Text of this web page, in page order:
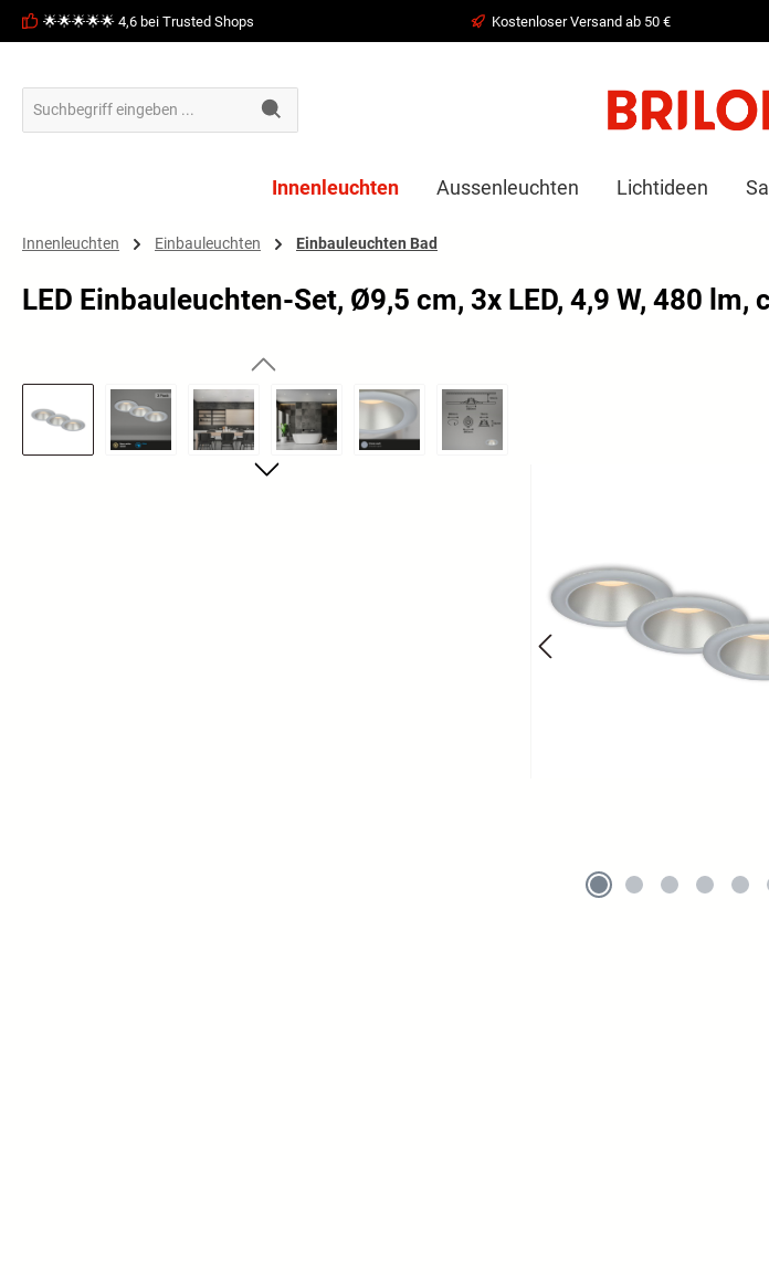
Zur Hauptnavigation springen
🌟🌟🌟🌟🌟 4,6 bei Trusted Shops Kostenloser Versand ab 50 €
Innenleuchten Aussenleuchten Lichtideen
Innenleuchten Einbauleuchten Einbauleuchten Bad
LED Einbauleuchten-Set, Ø9,5 cm, 3x LED, 4,9 W, 480
Bildergalerie überspringen